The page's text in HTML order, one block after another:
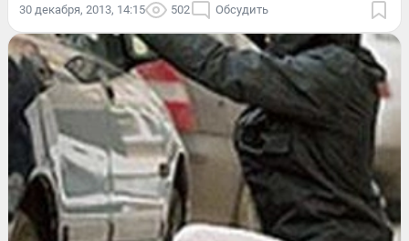
30 декабря, 2013, 14:15 502 Обсудить